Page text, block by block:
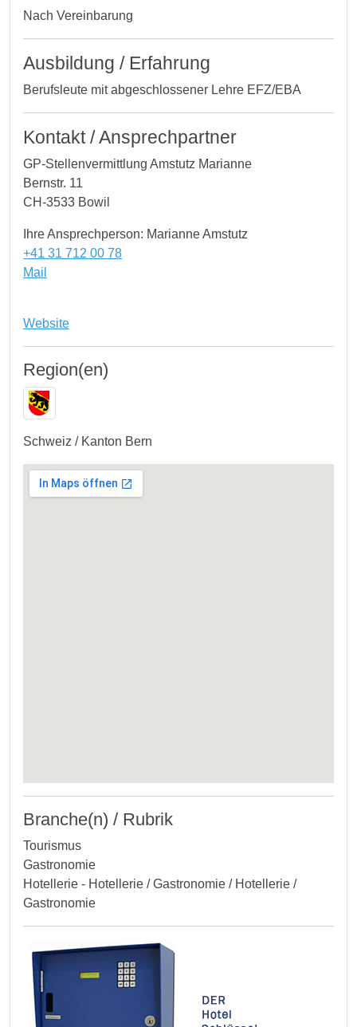
Nach Vereinbarung
Ausbildung / Erfahrung
Berufsleute mit abgeschlossener Lehre EFZ/EBA
Kontakt / Ansprechpartner
GP-Stellenvermittlung Amstutz Marianne
Bernstr. 11
CH-3533 Bowil
Ihre Ansprechperson: Marianne Amstutz
+41 31 712 00 78
Mail
Website
Region(en)
Schweiz / Kanton Bern
Branche(n) / Rubrik
Tourismus
Gastronomie
Hotellerie - Hotellerie / Gastronomie / Hotellerie /
Gastronomie